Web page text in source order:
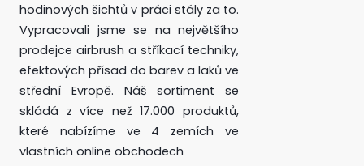
hodinových šichtů v práci stály za to.
Vypracovali jsme se na největšího
prodejce airbrush a stříkací techniky,
efektových přísad do barev a laků ve
střední Evropě. Náš sortiment se
skládá z více než 17.000 produktů,
které nabízíme ve 4 zemích ve
vlastních online obchodech